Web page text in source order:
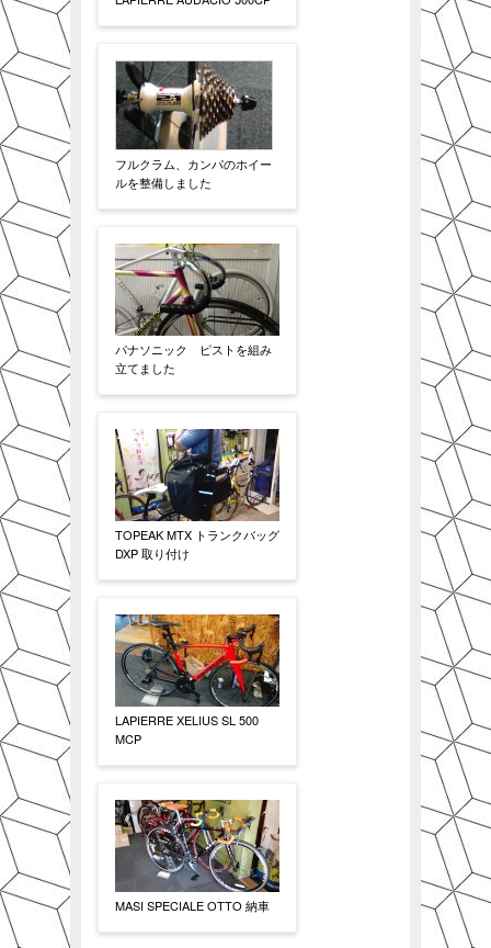
フルクラム、カンパのホイー
ルを整備しました
パナソニック ピストを組み
立てました
TOPEAK MTX トランクバッグ
DXP 取り付け
LAPIERRE XELIUS SL 500
MCP
MASI SPECIALE OTTO 納車